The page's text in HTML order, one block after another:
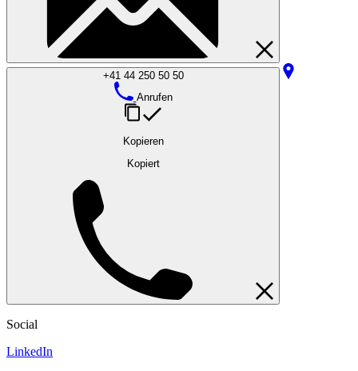
+41 44 250 50 50
Anrufen
Kopieren
Kopiert
Social
LinkedIn